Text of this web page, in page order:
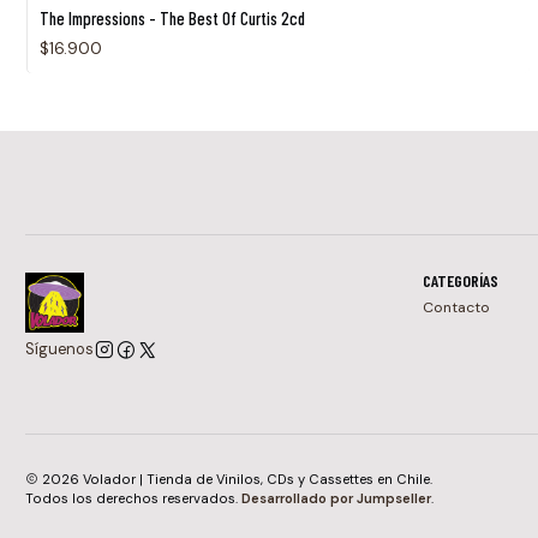
The Impressions - The Best Of Curtis 2cd
$16.900
Síguenos
CATEGORÍAS
Contacto
2026 Volador | Tienda de Vinilos, CDs y Cassettes en Chile.
Todos los derechos reservados. Desarrollado por Jumpseller.